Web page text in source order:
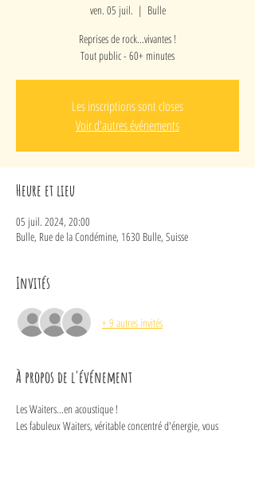
ven. 05 juil.
  |
Bulle
Reprises de rock...vivantes !
Tout public - 60+ minutes
Les inscriptions sont closes
Voir d'autres événements
Heure et lieu
05 juil. 2024, 20:00
Bulle, Rue de la Condémine, 1630 Bulle, Suisse
Invités
+ 9 autres invités
À propos de l'événement
Les Waiters...en acoustique !
Les fabuleux Waiters, véritable concentré d'énergie, vous